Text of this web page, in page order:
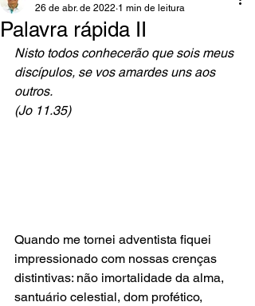
Palavra rápida II
26 de abr. de 2022 1 min de leitura
Nisto todos conhecerão que sois meus
discípulos, se vos amardes uns aos
outros.
(Jo 11.35)
Quando me tornei adventista fiquei
impressionado com nossas crenças
distintivas: não imortalidade da alma,
santuário celestial, dom profético,